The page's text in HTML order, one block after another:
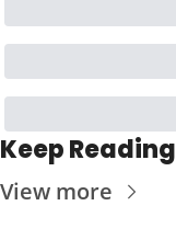
Keep Reading
View more